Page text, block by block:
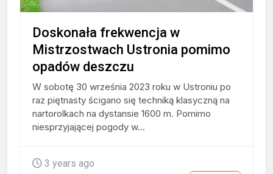
Doskonała frekwencja w
Mistrzostwach Ustronia pomimo
opadów deszczu
W sobotę 30 września 2023 roku w Ustroniu po
raz piętnasty ścigano się techniką klasyczną na
nartorolkach na dystansie 1600 m. Pomimo
niesprzyjającej pogody w...
3 years ago